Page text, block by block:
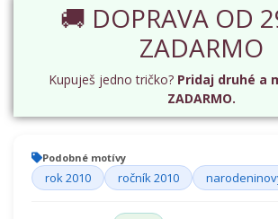
🚚 DOPRAVA OD
ZADARMO
Kupuješ jedno tričko? Pridaj druhé a
ZADARMO.
Podobné motívy
rok 2010 ročník 2010